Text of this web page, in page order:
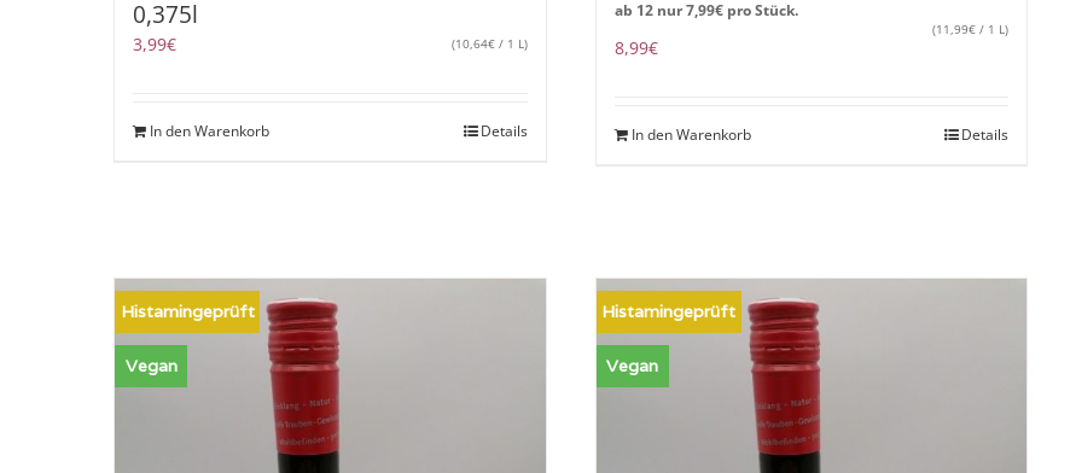
0,375l
3,99€ (10,64€/ 1 L)
In den Warenkorb Details
ab 12 nur7,99€pro Stück.
8,99€
(11,99€ / 1 L)
In den Warenkorb Details
Histamingeprüft
Vegan
Histamingeprüft
Vegan